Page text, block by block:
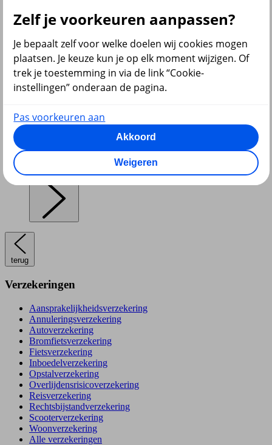
Sparen
Pensioen en lijfrente
Hypotheek
terug
Verzekeringen
Aansprakelijkheidsverzekering
Annuleringsverzekering
Autoverzekering
Bromfietsverzekering
Fietsverzekering
Inboedelverzekering
Opstalverzekering
Overlijdensrisicoverzekering
Reisverzekering
Rechtsbijstandverzekering
Scooterverzekering
Woonverzekering
Alle verzekeringen
Zelf je voorkeuren aanpassen?
Je bepaalt zelf voor welke doelen wij cookies mogen
plaatsen. Je keuze kun je op elk moment wijzigen. Of
trek je toestemming in via de link “Cookie-
instellingen” onderaan de pagina.
Pas voorkeuren aan
Akkoord
Weigeren